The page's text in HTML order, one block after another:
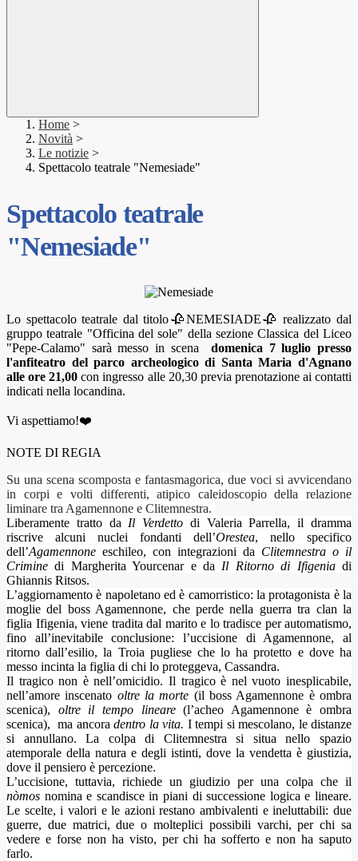
Home >
Novità >
Le notizie >
Spettacolo teatrale "Nemesiade"
Spettacolo teatrale
"Nemesiade"
Lo spettacolo teatrale dal titolo🥀NEMESIADE🥀 realizzato dal
gruppo teatrale "Officina del sole" della sezione Classica del Liceo
"Pepe-Calamo" sarà messo in scena domenica 7 luglio presso
l'anfiteatro del parco archeologico di Santa Maria d'Agnano
alle ore 21,00con ingresso alle 20,30 previa prenotazione ai contatti
indicati nella locandina.
Vi aspettiamo!❤️
NOTE DI REGIA
Su una scena scomposta e fantasmagorica, due voci si avvicendano
in corpi e volti differenti, atipico caleidoscopio della relazione
liminare tra Agamennone e Clitemnestra.
Liberamente tratto da Il Verdetto di Valeria Parrella, il dramma
riscrive alcuni nuclei fondanti dell’Orestea, nello specifico
dell’Agamennone eschileo, con integrazioni da Clitemnestra o il
Crimine di Margherita Yourcenar e da Il Ritorno di Ifigeniadi
Ghiannis Ritsos.
L’aggiornamento è napoletano ed è camorristico: la protagonista è la
moglie del boss Agamennone, che perde nella guerra tra clan la
figlia Ifigenia, viene tradita dal marito e lo tradisce per automatismo,
fino all’inevitabile conclusione: l’uccisione di Agamennone, al
ritorno dall’esilio, la Troia pugliese che lo ha protetto e dove ha
messo incinta la figlia di chi lo proteggeva, Cassandra.
Il tragico non è nell’omicidio. Il tragico è nel vuoto inesplicabile,
nell’amore inscenato oltre la morte (il boss Agamennone è ombra
scenica), oltre il tempo lineare(l’acheo Agamennone è ombra
scenica), ma ancora dentro la vita. I tempi si mescolano, le distanze
si annullano. La colpa di Clitemnestra si situa nello spazio
atemporale della natura e degli istinti, dove la vendetta è giustizia,
dove il pensiero è percezione.
L’uccisione, tuttavia, richiede un giudizio per una colpa che il
nòmos nomina e scandisce in piani di successione logica e lineare.
Le scelte, i valori e le azioni restano ambivalenti e ineluttabili: due
guerre, due matrici, due o molteplici possibili varchi, per chi sa
vedere e forse non ha visto, per chi ha sofferto e non ha saputo
farlo.